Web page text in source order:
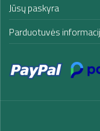
Jūsų paskyra
Parduotuvės